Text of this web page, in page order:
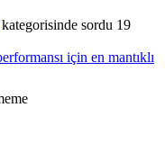
kategorisinde sordu 19
için en mantıklı